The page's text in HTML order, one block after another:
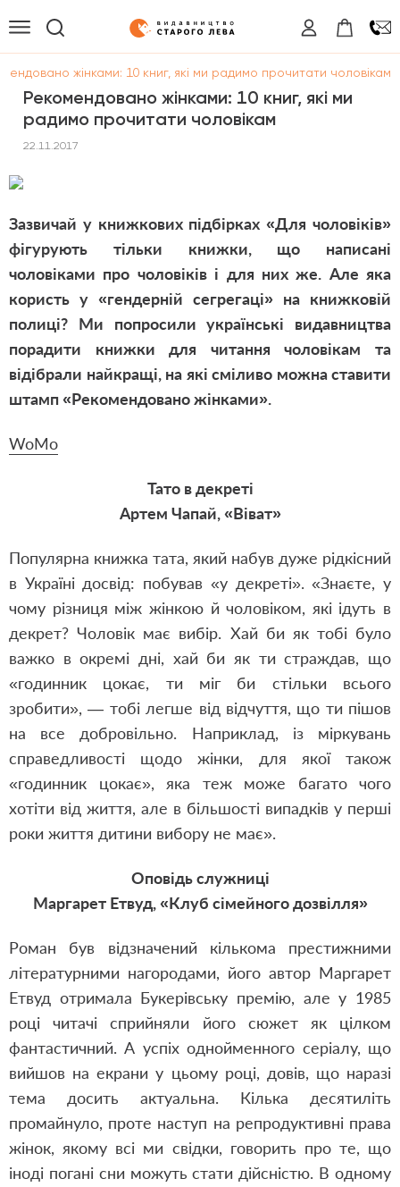
жінками: 10 книг, які ми радимо прочитати чоловікам
Рекомендовано жінками: 10 книг, які ми
радимо прочитати чоловікам
22.11.2017
Зазвичай у книжкових підбірках «Для чоловіків»
фігурують тільки книжки, що написані
чоловіками про чоловіків і для них же. Але яка
користь у «гендерній сегрегаці» на книжковій
полиці? Ми попросили українські видавництва
порадити книжки для читання чоловікам та
відібрали найкращі, на які сміливо можна ставити
штамп «Рекомендовано жінками».
WoMo
Тато в декреті
Артем Чапай, «Віват»
Популярна книжка тата, який набув дуже рідкісний
в Україні досвід: побував «у декреті». «Знаєте, у
чому різниця між жінкою й чоловіком, які ідуть в
декрет? Чоловік має вибір. Хай би як тобі було
важко в окремі дні, хай би як ти страждав, що
«годинник цокає, ти міг би стільки всього
зробити», — тобі легше від відчуття, що ти пішов
на все добровільно. Наприклад, із міркувань
справедливості щодо жінки, для якої також
«годинник цокає», яка теж може багато чого
хотіти від життя, але в більшості випадків у перші
роки життя дитини вибору не має».
Оповідь служниці
Маргарет Етвуд, «Клуб сімейного дозвілля»
Роман був відзначений кількома престижними
літературними нагородами, його автор Маргарет
Етвуд отримала Букерівську премію, але у 1985
році читачі сприйняли його сюжет як цілком
фантастичний. А успіх однойменного серіалу, що
вийшов на екрани у цьому році, довів, що наразі
тема досить актуальна. Кілька десятиліть
промайнуло, проте наступ на репродуктивні права
жінок, якому всі ми свідки, говорить про те, що
іноді погані сни можуть стати дійсністю. В одному